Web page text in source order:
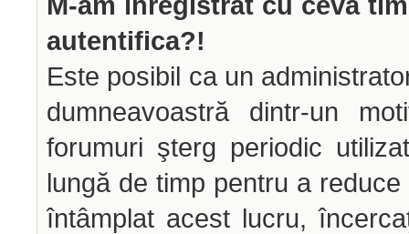
autentifica?!
Este posibil ca un
dumneavoastră dintr-un
forumuri şterg periodic
lungă de timp pentru a
întâmplat acest lucru,